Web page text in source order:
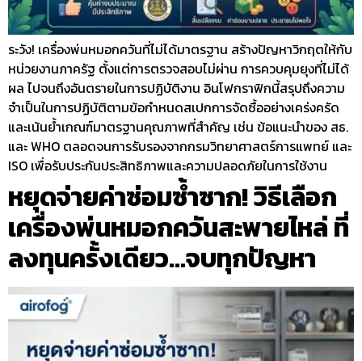
ระวัง! เครื่องพ่นหมอกควันที่ไม่ได้มาตรฐาน สร้างปัญหาวิกฤตให้กับ
หน่วยงานภาครัฐ ตั้งแต่การตรวจสอบไม่ผ่าน การควบคุมยุงที่ไม่ได้
ผล ไปจนถึงอันตรายในการปฏิบัติงาน อินโฟกราฟิกนี้สรุปถึงความ
จำเป็นในการปฏิบัติตามข้อกำหนดสเปกการจัดซื้ออย่างเคร่งครัด
และเน้นย้ำเกณฑ์มาตรฐานคุณภาพที่สำคัญ เช่น ข้อแนะนำของ สธ.
และ WHO ตลอดจนการรับรองจากกรมวิทยาศาสตร์การแพทย์ และ
ISO เพื่อรับประกันประสิทธิภาพและความปลอดภัยในการใช้งาน
หยุดจ่ายค่าซ่อมซ้ำซาก! วิธีเลือก
เครื่องพ่นหมอกควันสะพายไหล่ ที่
ลงทุนครั้งเดียว…จบทุกปัญหา